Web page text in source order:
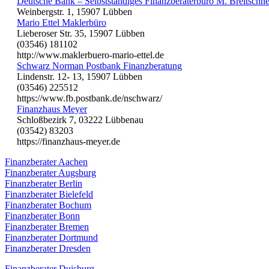
Weinbergstr. 1, 15907 Lübben
Mario Ettel Maklerbüro
Lieberoser Str. 35, 15907 Lübben
(03546) 181102
http://www.maklerbuero-mario-ettel.de
Schwarz Norman Postbank Finanzberatung
Lindenstr. 12- 13, 15907 Lübben
(03546) 225512
https://www.fb.postbank.de/nschwarz/
Finanzhaus Meyer
Schloßbezirk 7, 03222 Lübbenau
(03542) 83203
https://finanzhaus-meyer.de
Finanzberater Aachen
Finanzberater Augsburg
Finanzberater Berlin
Finanzberater Bielefeld
Finanzberater Bochum
Finanzberater Bonn
Finanzberater Bremen
Finanzberater Dortmund
Finanzberater Dresden